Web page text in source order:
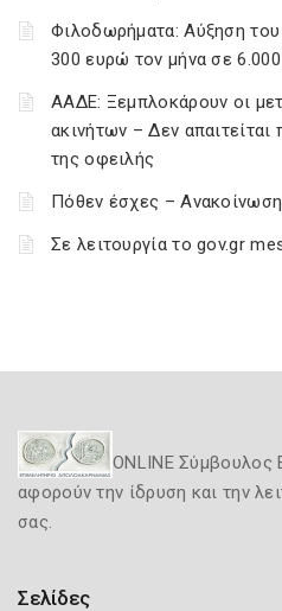
Φιλοδωρήματα: Αύξηση
300 ευρώ τον μήνα σε
ΑΑΔΕ: Ξεμπλοκάρουν οι
ακινήτων – Δεν
της οφειλής
Πόθεν έσχες –
Σε λειτουργία το gov.gr
ONLINE Σύμβουλος
αφορούν την ίδρυση και την
σας.
Σελίδες